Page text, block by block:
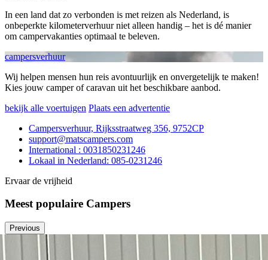
In een land dat zo verbonden is met reizen als Nederland, is
onbeperkte kilometerverhuur niet alleen handig – het is dé manier
om campervakanties optimaal te beleven.
campersverhuur
Wij helpen mensen hun reis avontuurlijk en onvergetelijk te maken!
Kies jouw camper of caravan uit het beschikbare aanbod.
bekijk alle voertuigen Plaats een advertentie
Campersverhuur, Rijksstraatweg 356, 9752CP
support@matscampers.com
International : 0031850231246
Lokaal in Nederland: 085-0231246
Ervaar de vrijheid
Meest populaire Campers
Previous